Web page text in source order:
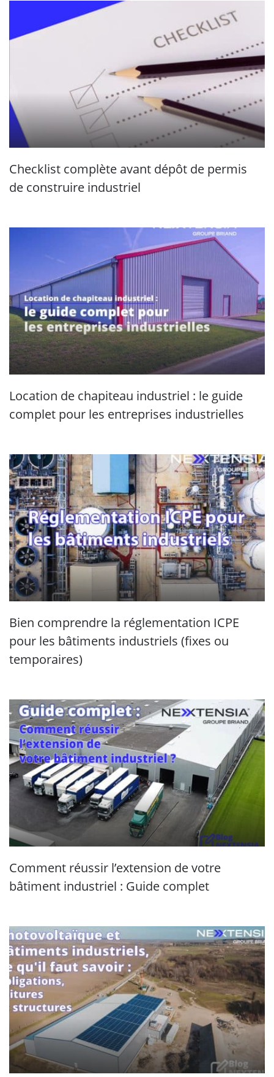
Checklist complète avant dépôt de permis
de construire industriel
Location de chapiteau industriel : le guide
complet pour les entreprises industrielles
Bien comprendre la réglementation ICPE
pour les bâtiments industriels (fixes ou
temporaires)
Comment réussir l’extension de votre
bâtiment industriel : Guide complet